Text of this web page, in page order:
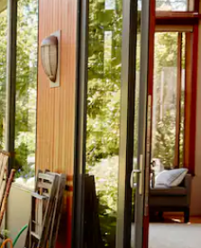
y hacia abajo, o bien